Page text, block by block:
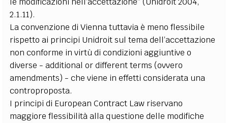
2.1.11).
La convenzione di Vienna tuttavia è meno flessibile
rispetto ai principi Unidroit sul tema dell’accettazione
non conforme in virtù di condizioni aggiuntive o
diverse - additional or different terms (ovvero
amendments) - che viene in effetti considerata una
controproposta.
I principi di European Contract Law riservano
maggiore flessibilità alla questione delle modifiche